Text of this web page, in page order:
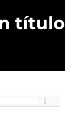
título